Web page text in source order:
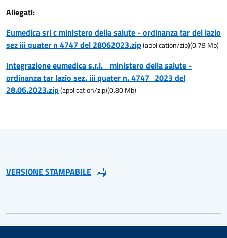
Allegati:
Eumedica srl c ministero della salute - ordinanza tar del lazio
sez iii quater n 4747 del 28062023.zip(application/zip)(0.79Mb)
Integrazione eumedica s.r.l. _ministero della salute -
ordinanza tar lazio sez. iii quater n. 4747_2023 del
28.06.2023.zip(application/zip)(0.80Mb)
VERSIONE STAMPABILE